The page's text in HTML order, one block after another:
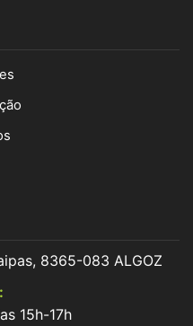
8365-083 ALGOZ
15h-17h